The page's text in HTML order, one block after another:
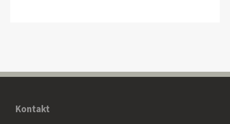
Kontakt